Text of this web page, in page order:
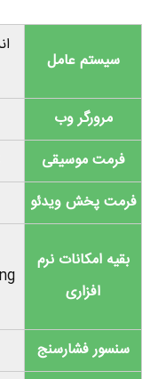
سیستم عامل
مرورگر وب
فرمت موسیقی
فرمت پخش ویدئو
بقیه امکانات نرم
افزاری
سنسور فشارسنج